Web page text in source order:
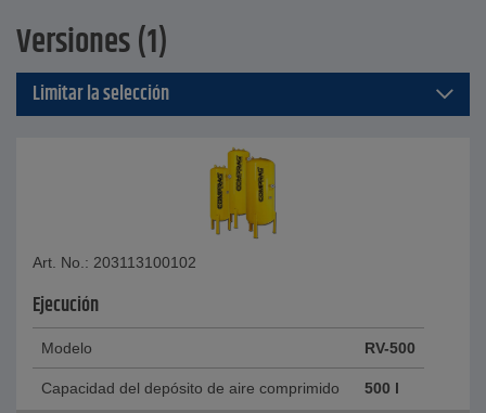
Versiones (1)
Limitar la selección
Art. No.: 203113100102
Ejecución
Modelo RV-500
Capacidad del depósito de aire comprimido 500 l